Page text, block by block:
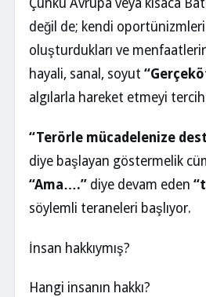
Çünkü Avrupa veya kısaca
değil de; kendi
oluşturdukları ve
hayali, sanal, soyut
algılarla hareket etmeyi
“Terörle mücadelenize
diye başlayan göstermelik
“Ama….” diye devam eden
söylemli teraneleri başlıyor.
İnsan hakkıymış?
Hangi insanın hakkı?